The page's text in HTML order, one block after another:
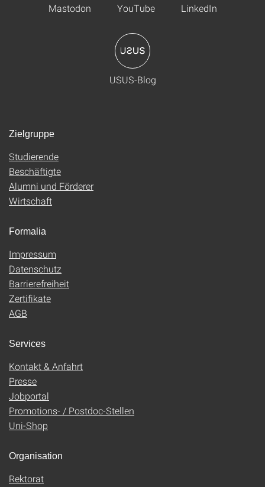
Mastodon YouTube LinkedIn
USUS-Blog
Zielgruppe
Studierende
Beschäftigte
Alumni und Förderer
Wirtschaft
Formalia
Impressum
Datenschutz
Barrierefreiheit
Zertifikate
AGB
Services
Kontakt & Anfahrt
Presse
Jobportal
Promotions- / Postdoc-Stellen
Uni-Shop
Organisation
Rektorat